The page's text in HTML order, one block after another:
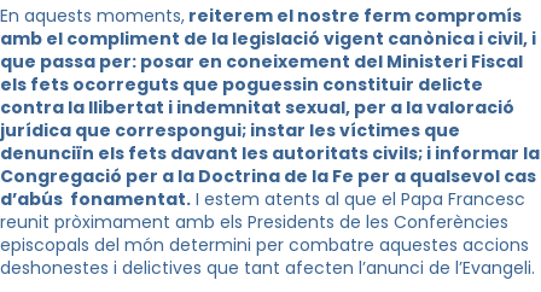
En aquests moments, reiterem el nostre ferm compromís
amb el compliment de la legislació vigent canònica i civil, i
que passa per: posar en coneixement del Ministeri Fiscal
els fets ocorreguts que poguessin constituir delicte
contra la llibertat i indemnitat sexual, per a la valoració
jurídica que correspongui; instar les víctimes que
denunciïn els fets davant les autoritats civils; i informar la
Congregació per a la Doctrina de la Fe per a qualsevol cas
d’abús fonamentat. I estem atents al que el Papa Francesc
reunit pròximament amb els Presidents de les Conferències
episcopals del món determini per combatre aquestes accions
deshonestes i delictives que tant afecten l’anunci de l’Evangeli.